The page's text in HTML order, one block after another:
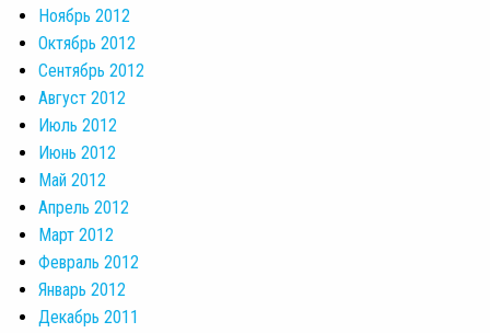
Ноябрь 2012
Октябрь 2012
Сентябрь 2012
Август 2012
Июль 2012
Июнь 2012
Май 2012
Апрель 2012
Март 2012
Февраль 2012
Январь 2012
Декабрь 2011